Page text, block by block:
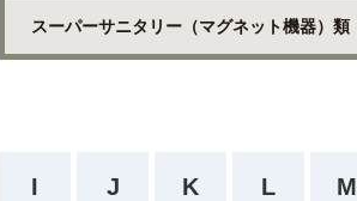
スーパーサニタリー（マグネット機器）類
I J K L M